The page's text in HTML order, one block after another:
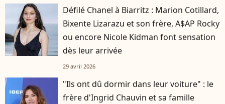
Défilé Chanel à Biarritz : Marion Cotillard,
Bixente Lizarazu et son frère, A$AP Rocky
ou encore Nicole Kidman font sensation
dès leur arrivée
29 avril 2026
"Ils ont dû dormir dans leur voiture" : le
frère d'Ingrid Chauvin et sa famille